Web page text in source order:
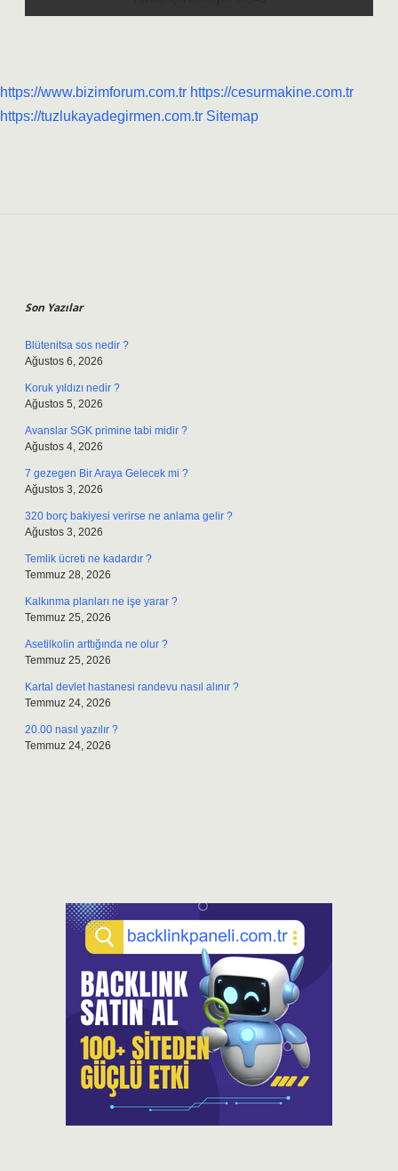
https://www.bizimforum.com.tr https://cesurmakine.com.tr
https://tuzlukayadegirmen.com.tr Sitemap
Son Yazılar
Blütenitsa sos nedir ?
Ağustos 6, 2026
Koruk yıldızı nedir ?
Ağustos 5, 2026
Avanslar SGK primine tabi midir ?
Ağustos 4, 2026
7 gezegen Bir Araya Gelecek mi ?
Ağustos 3, 2026
320 borç bakiyesi verirse ne anlama gelir ?
Ağustos 3, 2026
Temlik ücreti ne kadardır ?
Temmuz 28, 2026
Kalkınma planları ne işe yarar ?
Temmuz 25, 2026
Asetilkolin arttığında ne olur ?
Temmuz 25, 2026
Kartal devlet hastanesi randevu nasıl alınır ?
Temmuz 24, 2026
20.00 nasıl yazılır ?
Temmuz 24, 2026